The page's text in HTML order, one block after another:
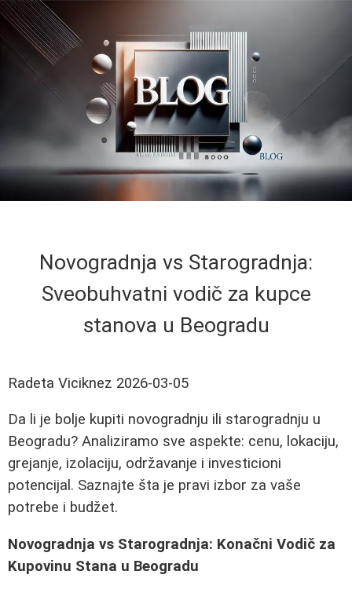
Novogradnja vs Starogradnja:
Sveobuhvatni vodič za kupce
stanova u Beogradu
Radeta Viciknez 2026-03-05
Da li je bolje kupiti novogradnju ili starogradnju u
Beogradu? Analiziramo sve aspekte: cenu, lokaciju,
grejanje, izolaciju, održavanje i investicioni
potencijal. Saznajte šta je pravi izbor za vaše
potrebe i budžet.
Novogradnja vs Starogradnja: Konačni Vodič za
Kupovinu Stana u Beogradu